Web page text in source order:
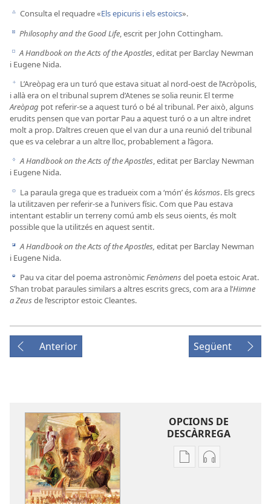
c Consulta el requadre «Els epicuris i els estoics».
d Philosophy and the Good Life , escrit per John Cottingham.
e A Handbook on the Acts of the Apostles, editat per Barclay Newman
i Eugene Nida.
f L’Areòpag era un turó que estava situat al nord-oest de l’Acròpolis,
i allà era on el tribunal suprem d’Atenes se solia reunir. El terme
Areòpag pot referir-se a aquest turó o bé al tribunal. Per això, alguns
erudits pensen que van portar Pau a aquest turó o a un altre indret
molt a prop. D’altres creuen que el van dur a una reunió del tribunal
que es va celebrar a un altre lloc, probablement a l’àgora.
g A Handbook on the Acts of the Apostles, editat per Barclay Newman
i Eugene Nida.
h La paraula grega que es tradueix com a ‘món’ éskósmos. Els grecs
la utilitzaven per referir-se a l’univers físic. Com que Pau estava
intentant establir un terreny comú amb els seus oients, és molt
possible que la utilitzés en aquest sentit.
i A Handbook on the Acts of the Apostles, editat per Barclay Newman
i Eugene Nida.
j Pau va citar del poema astronòmicFenòmensdel poeta estoic Arat.
S’han trobat paraules similars a altres escrits grecs, com ara a l’Himne
a Zeusde l’escriptor estoic Cleantes.
Anterior Següent
OPCIONS DE
DESCÀRREGA
OpcionsOpcions